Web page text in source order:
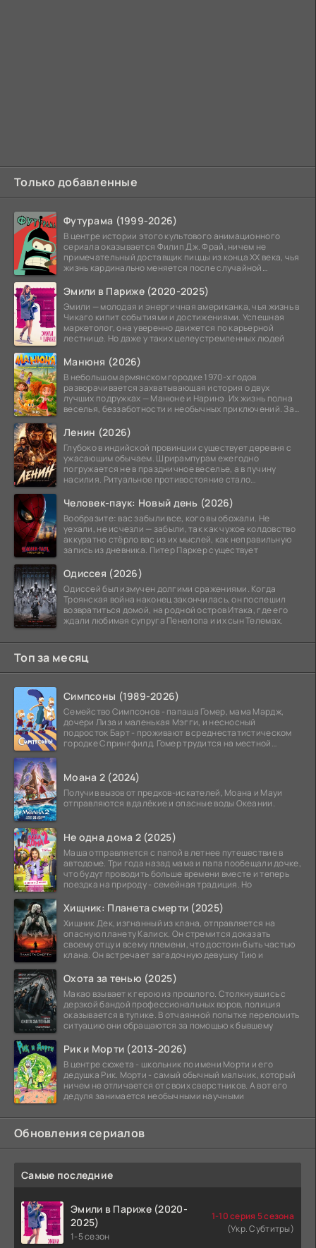
Только добавленные
Футурама (1999-2026)
В центре истории этого культового анимационного
сериала оказывается Филип Дж. Фрай, ничем не
примечательный доставщик пиццы из конца XX века, чья
жизнь кардинально меняется после случайной
Эмили в Париже (2020-2025)
Эмили — молодая и энергичная американка, чья жизнь в
Чикаго кипит событиями и достижениями. Успешная
маркетолог, она уверенно движется по карьерной
лестнице. Но даже у таких целеустремленных людей
Манюня (2026)
В небольшом армянском городке 1970-х годов
разворачивается захватывающая история о двух
лучших подружках — Манюне и Наринэ. Их жизнь полна
веселья, беззаботности и необычных приключений. За
Ленин (2026)
Глубоко в индийской провинции существует деревня с
ужасающим обычаем. Шрирампурам ежегодно
погружается не в праздничное веселье, а в пучину
насилия. Ритуальное противостояние стало
Человек-паук: Новый день (2026)
Вообразите: вас забыли все, кого вы обожали. Не
уехали, не исчезли — забыли, так как чужое колдовство
аккуратно стёрло вас из их мыслей, как неправильную
запись из дневника. Питер Паркер существует
Одиссея (2026)
Одиссей был измучен долгими сражениями. Когда
Троянская война наконец закончилась, он поспешил
возвратиться домой, на родной остров Итака, где его
ждали любимая супруга Пенелопа и их сын Телемах.
Топ за месяц
Симпсоны (1989-2026)
Семейство Симпсонов - папаша Гомер, мама Мардж,
дочери Лиза и маленькая Мэгги, и несносный
подросток Барт - проживают в среднестатистическом
городке Спрингфилд. Гомер трудится на местной
Моана 2 (2024)
Получив вызов от предков-искателей, Моана и Мауи
отправляются в далёкие и опасные воды Океании.
Не одна дома 2 (2025)
Маша отправляется с папой в летнее путешествие в
автодоме. Три года назад мама и папа пообещали дочке,
что будут проводить больше времени вместе и теперь
поездка на природу - семейная традиция. Но
Хищник: Планета смерти (2025)
Хищник Дек, изгнанный из клана, отправляется на
опасную планету Калиск. Он стремится доказать
своему отцу и всему племени, что достоин быть частью
клана. Он встречает загадочную девушку Тию и
Охота за тенью (2025)
Макао взывает к герою из прошлого. Столкнувшись с
дерзкой бандой профессиональных воров, полиция
оказывается в тупике. В отчаянной попытке переломить
ситуацию они обращаются за помощью к бывшему
Рик и Морти (2013-2026)
В центре сюжета - школьник по имени Морти и его
дедушка Рик. Морти - самый обычный мальчик, который
ничем не отличается от своих сверстников. А вот его
дедуля занимается необычными научными
Обновления сериалов
Самые последние
Эмили в Париже (2020-
2025)
1-5 сезон
1-10 серия 5 сезона
(Укр. Субтитры)